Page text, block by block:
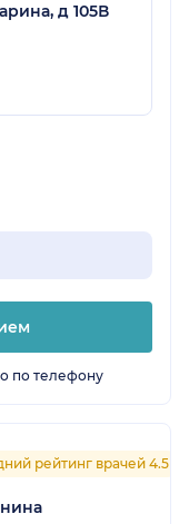
д 105В
по телефону
рейтинг врачей 4.5